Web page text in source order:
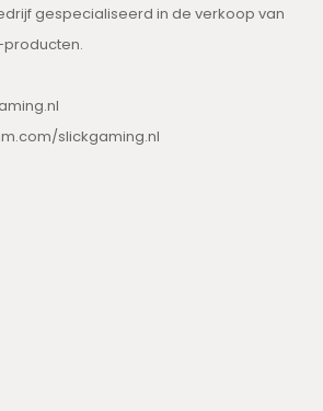
gespecialiseerd in de verkoop van
slickgaming.nl